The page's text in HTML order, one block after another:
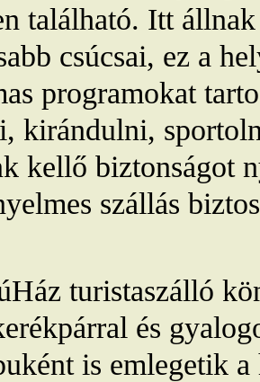
található. Itt
csúcsai, ez a
programokat
kirándulni,
kellő biztonságot
szállás
turistaszálló
és
is emlegetik